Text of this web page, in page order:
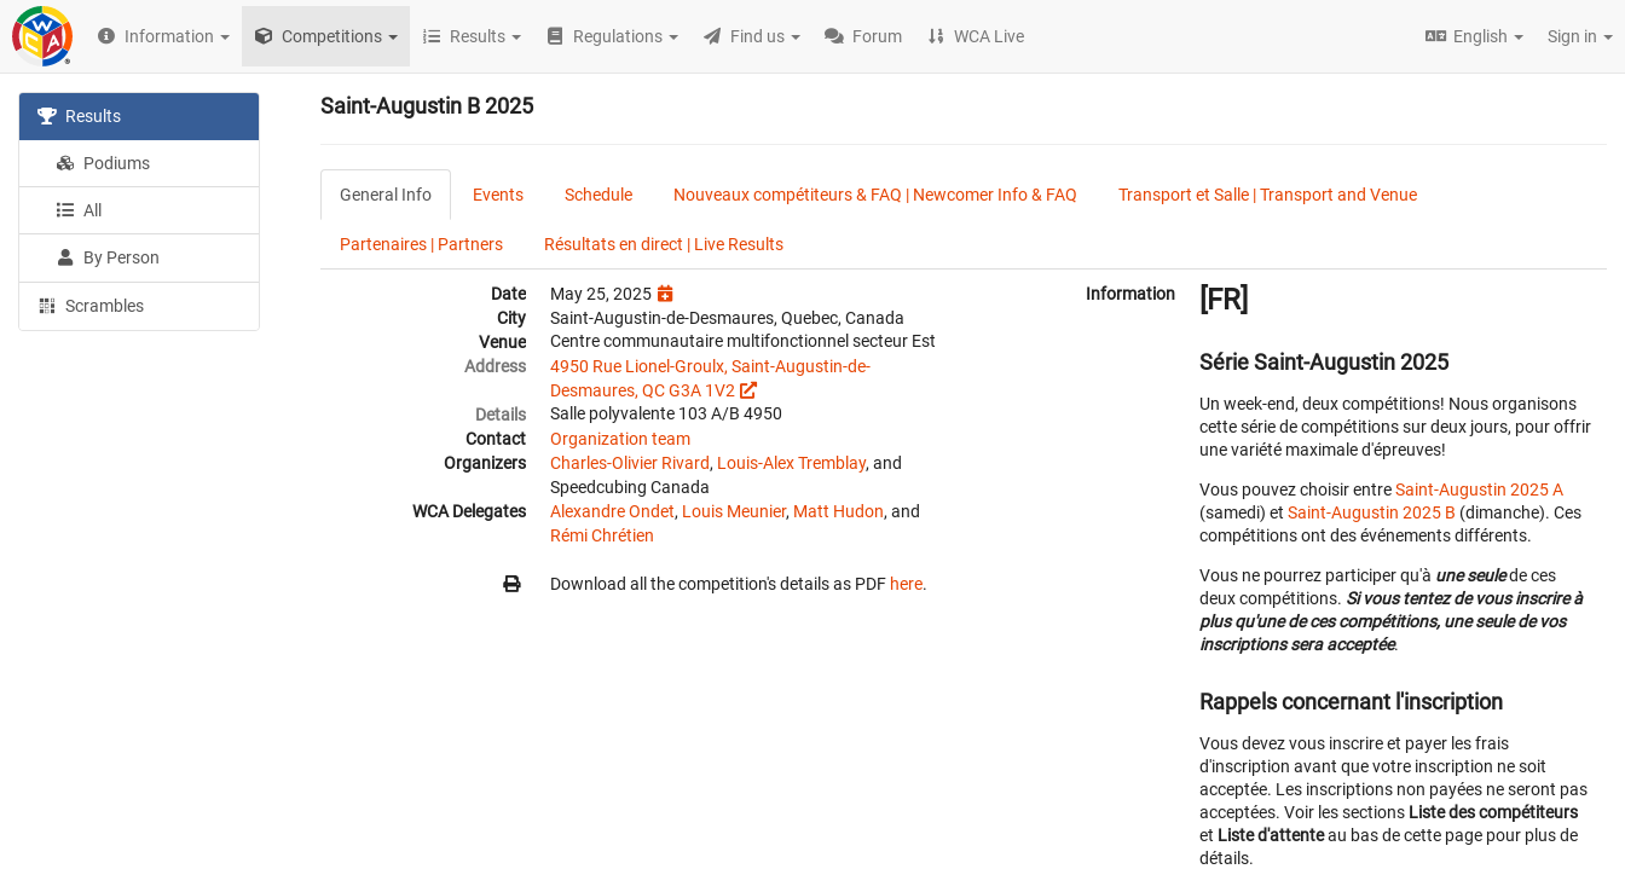
Information Competitions Results Regulations Find us Forum WCA Live English Sign in
Results
Podiums
All
By Person
Scrambles
Saint-Augustin B 2025
General Info Events Schedule Nouveaux compétiteurs & FAQ | Newcomer Info & FAQ Transport et Salle | Transport and Venue
Partenaires | Partners Résultats en direct | Live Results
Date
May 25, 2025
City
Saint-Augustin-de-Desmaures, Quebec, Canada
Venue
Centre communautaire multifonctionnel secteur Est
Address
4950 Rue Lionel-Groulx, Saint-Augustin-de-
Desmaures, QC G3A 1V2
Details
Salle polyvalente 103 A/B 4950
Contact
Organization team
Organizers
Charles-Olivier Rivard, Louis-Alex Tremblay, and
Speedcubing Canada
WCA Delegates
Alexandre Ondet, Louis Meunier, Matt Hudon, and
Rémi Chrétien
Download all the competition's details as PDF here.
Information [FR]
Série Saint-Augustin 2025
Un week-end, deux compétitions! Nous organisons
cette série de compétitions sur deux jours, pour offrir
une variété maximale d'épreuves!
Vous pouvez choisir entreSaint-Augustin 2025 A
(samedi) et Saint-Augustin 2025 B (dimanche). Ces
compétitions ont des événements différents.
Vous ne pourrez participer qu'à une seulede ces
deux compétitions. Si vous tentez de vous inscrire à
plus qu'une de ces compétitions, une seule de vos
inscriptions sera acceptée.
Rappels concernant l'inscription
Vous devez vous inscrire et payer les frais
d'inscription avant que votre inscription ne soit
acceptée. Les inscriptions non payées ne seront pas
acceptées. Voir les sections Liste des compétiteurs
et Liste d'attenteau bas de cette page pour plus de
détails.